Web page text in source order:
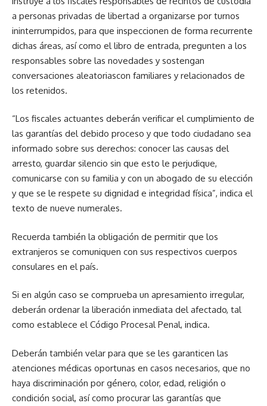
a personas privadas de libertad a organizarse por turnos
ininterrumpidos, para que inspeccionen de forma recurrente
dichas áreas, así como el libro de entrada, pregunten a los
responsables sobre las novedades y sostengan
conversaciones aleatoriascon familiares y relacionados de
los retenidos.
“Los fiscales actuantes deberán verificar el cumplimiento de
las garantías del debido proceso y que todo ciudadano sea
informado sobre sus derechos: conocer las causas del
arresto, guardar silencio sin que esto le perjudique,
comunicarse con su familia y con un abogado de su elección
y que se le respete su dignidad e integridad física”, indica el
texto de nueve numerales.
Recuerda también la obligación de permitir que los
extranjeros se comuniquen con sus respectivos cuerpos
consulares en el país.
Si en algún caso se comprueba un apresamiento irregular,
deberán ordenar la liberación inmediata del afectado, tal
como establece el Código Procesal Penal, indica.
Deberán también velar para que se les garanticen las
atenciones médicas oportunas en casos necesarios, que no
haya discriminación por género, color, edad, religión o
condición social, así como procurar las garantías que